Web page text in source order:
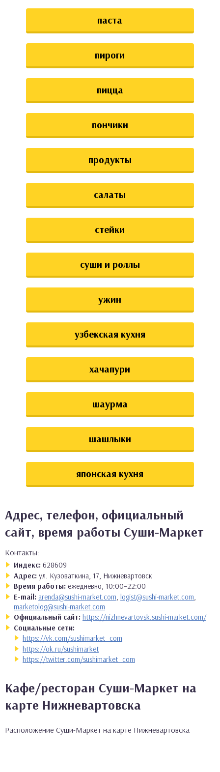
паста
пироги
пицца
пончики
продукты
салаты
стейки
суши и роллы
ужин
узбекская кухня
хачапури
шаурма
шашлыки
японская кухня
Адрес, телефон, официальный
сайт, время работы Суши-Маркет
Контакты:
Индекс: 628609
Адрес: ул. Кузоваткина, 17, Нижневартовск
Время работы: ежедневно, 10:00–22:00
E-mail: arenda@sushi-market.com logist@sushi-market.com
marketolog@sushi-market.com
Официальный сайт: https://nizhnevartovsk.sushi-market.com/
Социальные сети:
https://vk.com/sushimarket_com
https://ok.ru/sushimarket
https://twitter.com/sushimarket_com
Кафе/ресторан Суши-Маркет на
карте Нижневартовска
Расположение Суши-Маркет на карте Нижневартовска